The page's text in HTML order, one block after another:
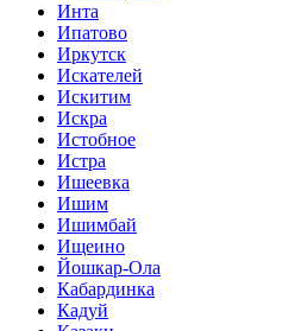
Инта
Ипатово
Иркутск
Искателей
Искитим
Искра
Истобное
Истра
Ишеевка
Ишим
Ишимбай
Ищеино
Йошкар-Ола
Кабардинка
Кадуй